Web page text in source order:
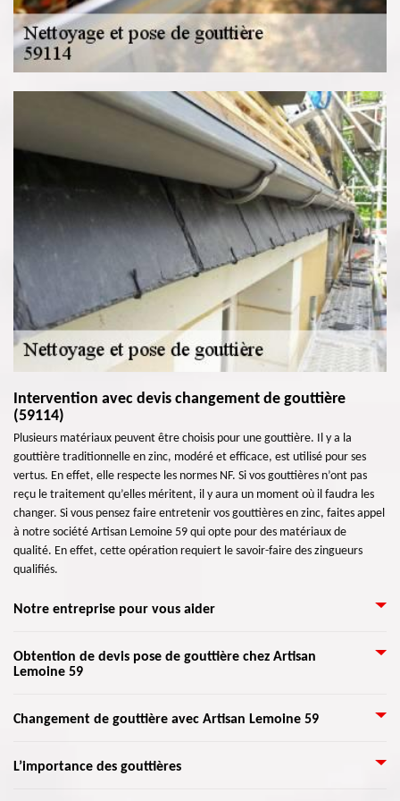
Intervention avec devis changement de gouttière
(59114)
Plusieurs matériaux peuvent être choisis pour une gouttière. Il y a la
gouttière traditionnelle en zinc, modéré et efficace, est utilisé pour ses
vertus. En effet, elle respecte les normes NF. Si vos gouttières n’ont pas
reçu le traitement qu’elles méritent, il y aura un moment où il faudra les
changer. Si vous pensez faire entretenir vos gouttières en zinc, faites appel
à notre société Artisan Lemoine 59 qui opte pour des matériaux de
qualité. En effet, cette opération requiert le savoir-faire des zingueurs
qualifiés.
Notre entreprise pour vous aider
Toute la structure d’une maison a une grande importance, y compris les
gouttières. Sur une maison, l’entassement des eaux de pluie peut changer
elle a des problèmes d’étanchéité, les eaux de pluie peuvent s’infiltrer
dans votre demeure pour ensuite causer des grands dégâts. L’installation
Toute l’équipe de Artisan Lemoine 59 en activité dans tout 59114 et les
Obtention de devis pose de gouttière chez Artisan
Lemoine 59
Quel que soit le type, le modèle, ou la forme de gouttière à installer, nous
demandes des clients après étude et établissement de devis. En effet, nous
Changement de gouttière avec Artisan Lemoine 59
Les effets d’une négligence de l'entretien de vos gouttières sont
L’importance des gouttières